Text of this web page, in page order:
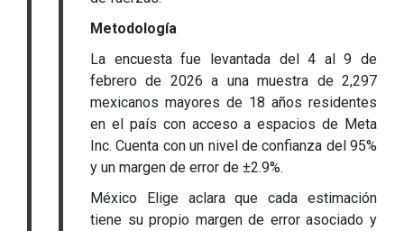
Metodología
La encuesta fue levantada del 4 al 9 de
febrero de 2026 a una muestra de 2,297
mexicanos mayores de 18 años residentes
en el país con acceso a espacios de Meta
Inc. Cuenta con un nivel de confianza del 95%
y un margen de error de ±2.9%.
México Elige aclara que cada estimación
tiene su propio margen de error asociado y